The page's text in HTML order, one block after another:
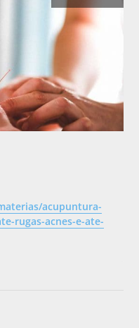
acupuntura-
rugas-acnes-e-ate-